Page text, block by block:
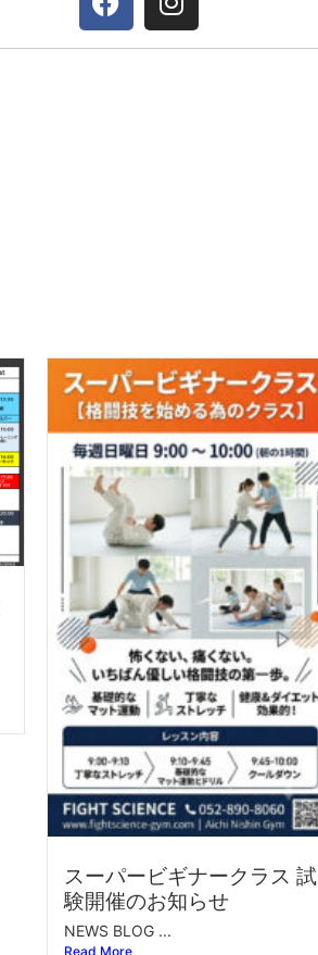
スーパービギナークラス 試
験開催のお知らせ
NEWS BLOG ...
Read More